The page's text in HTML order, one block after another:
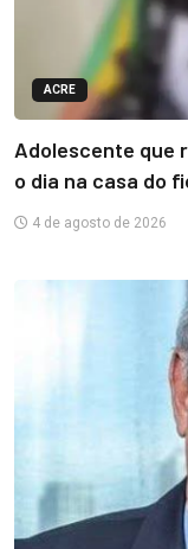
ACRE
Adolescente que
o dia na casa do
4 de agosto de 2026